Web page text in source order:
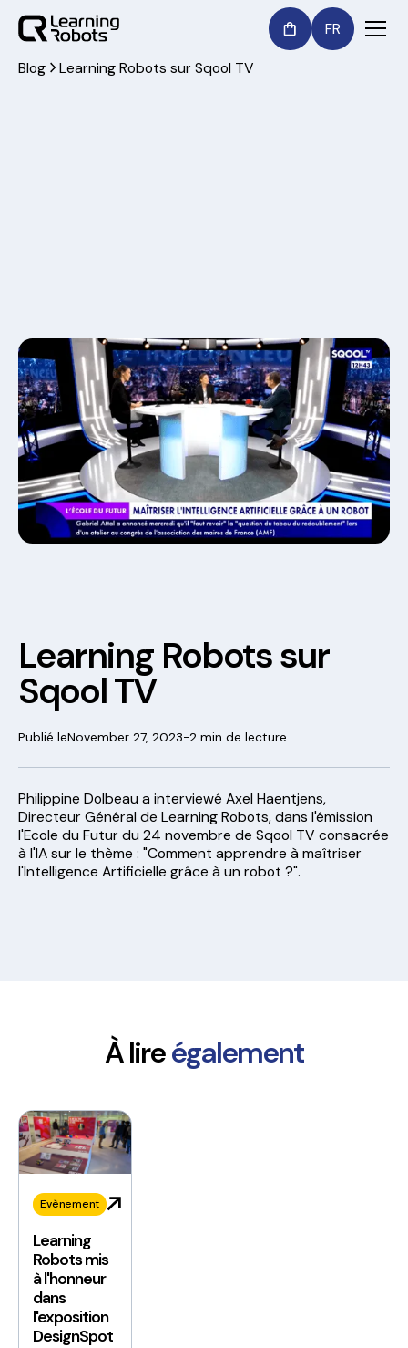
FR
Blog Learning Robots sur Sqool TV
Learning Robots sur
Sqool TV
Publié leNovember 27, 2023-2 min de lecture
Philippine Dolbeau a interviewé Axel Haentjens,
Directeur Général de Learning Robots, dans l'émission
l'Ecole du Futur du 24 novembre de Sqool TV consacrée
à l'IA sur le thème : "Comment apprendre à maîtriser
l'Intelligence Artificielle grâce à un robot ?".
À lireégalement
Evènement
Learning
Robots mis
à l'honneur
dans
l'exposition
DesignSpot